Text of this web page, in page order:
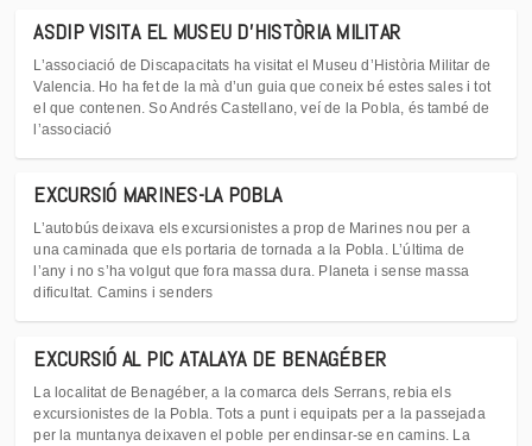
ASDIP VISITA EL MUSEU D'HISTÒRIA MILITAR
L’associació de Discapacitats ha visitat el Museu d’Història Militar de
Valencia. Ho ha fet de la mà d’un guia que coneix bé estes sales i tot
el que contenen. So Andrés Castellano, veí de la Pobla, és també de
l’associació
EXCURSIÓ MARINES-LA POBLA
L’autobús deixava els excursionistes a prop de Marines nou per a
una caminada que els portaria de tornada a la Pobla. L’última de
l’any i no s’ha volgut que fora massa dura. Planeta i sense massa
dificultat. Camins i senders
EXCURSIÓ AL PIC ATALAYA DE BENAGÉBER
La localitat de Benagéber, a la comarca dels Serrans, rebia els
excursionistes de la Pobla. Tots a punt i equipats per a la passejada
per la muntanya deixaven el poble per endinsar-se en camins. La